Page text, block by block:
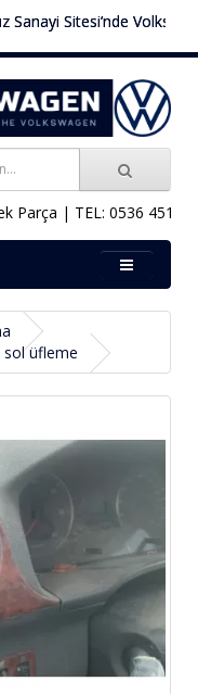
Sanayi Sitesi’nde
Parça | TEL: 0536 451 78
sol üfleme